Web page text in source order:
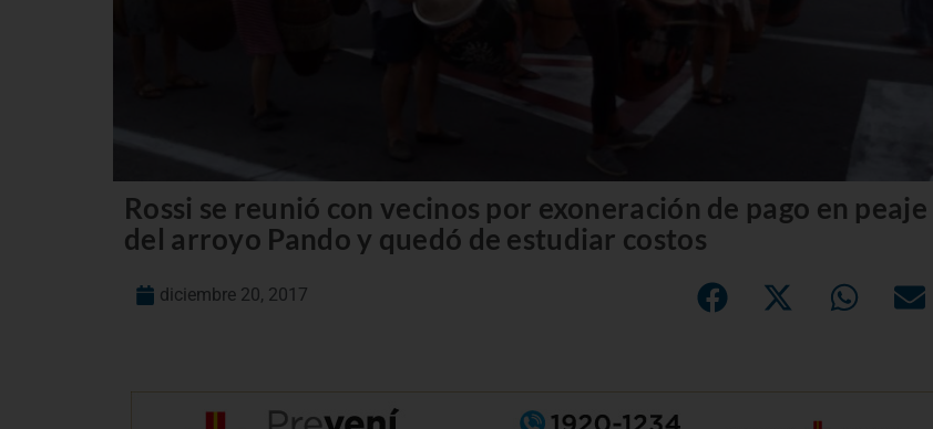
Rossi se reunió con vecinos por exoneración de pago en peaje
del arroyo Pando y quedó de estudiar costos
diciembre 20, 2017